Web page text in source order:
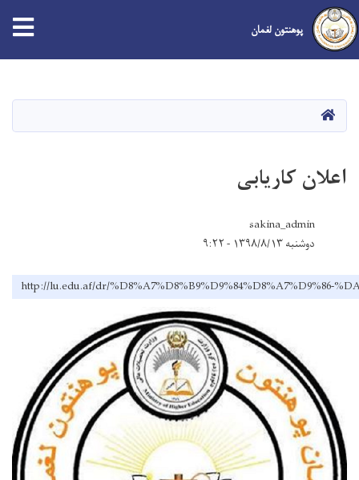
content
پوهنتون لغمان
صفحه اصلی
اعلان کاریابی
sakina_admin
دوشنبه ۱۳۹۸/۸/۱۳ - ۹:۲۲
http://lu.edu.af/dr/%D8%A7%D8%B9%D9%84%D8%A7%D9%86-